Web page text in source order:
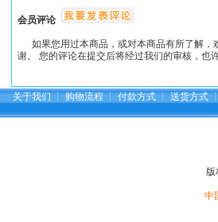
会员评论
如果您用过本商品，或对本商品有所了解，
谢。 您的评论在提交后将经过我们的审核，也
关于我们 ┆ 购物流程 ┆ 付款方式 ┆ 送货方式 ┆
中